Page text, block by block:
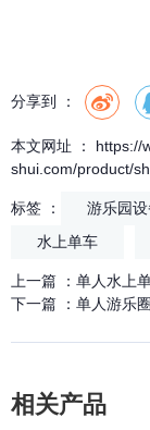
分享到 ：
本文网址 ： https://
shui.com/product/
标签 ： 游乐园设
水上单车
上一篇 ： 单人水上
下一篇 ： 单人游乐圈
相关产品